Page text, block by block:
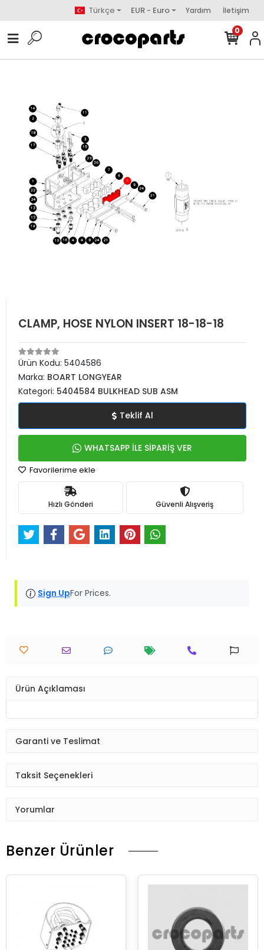
Türkçe EUR - Euro Yardım İletişim
0
CLAMP, HOSE NYLON INSERT 18-18-18
Ürün Kodu: 5404586
Marka: BOART LONGYEAR
Kategori: 5404584 BULKHEAD SUB ASM
Teklif Al
WHATSAPP İLE SİPARİŞ VER
Favorilerime ekle
Hızlı Gönderi Güvenli Alışveriş
Sign UpFor Prices.
Ürün Açıklaması
Garanti ve Teslimat
Taksit Seçenekleri
Yorumlar
Benzer Ürünler